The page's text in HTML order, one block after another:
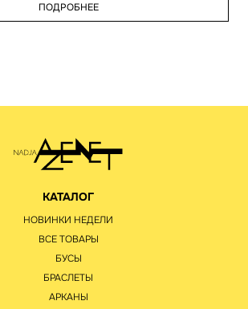
ПОДРОБНЕЕ
КАТАЛОГ
НОВИНКИ НЕДЕЛИ
ВСЕ ТОВАРЫ
БУСЫ
БРАСЛЕТЫ
АРКАНЫ